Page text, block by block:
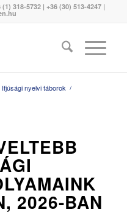
318-5732 | +36 (30) 513-4247 |
Ifjúsági nyelvi táborok /
2026-BAN